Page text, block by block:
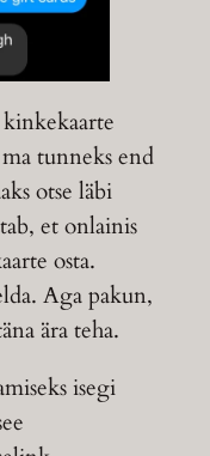
tunneks end
otse läbi
et onlainis
osta.
Aga pakun,
ära teha.
isegi